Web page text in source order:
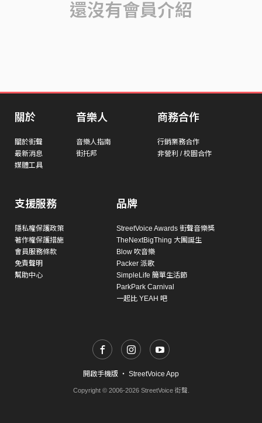
還沒有會員介紹
關於
關於街聲
最新消息
媒體工具
音樂人
音樂人指南
街托邦
商務合作
行銷業務合作
非營利 / 校園合作
支援服務
隱私權保護政策
著作權保護措施
會員服務條款
免責聲明
幫助中心
品牌
StreetVoice Awards 街聲音樂獎
TheNextBigThing 大團誕生
Blow 吹音樂
Packer 派歌
SimpleLife 簡單生活節
ParkPark Carnival
一起比 YEAH 吧
開啟手機版 ・ StreetVoice App
Copyright © 2006-2026 StreetVoice 街聲.